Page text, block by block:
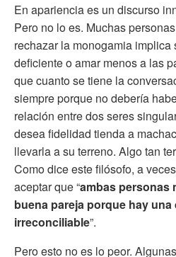
En apariencia es un discurso
Pero no lo es. Muchas
rechazar la monogamia implica
deficiente o amar menos a las
que cuanto se tiene la
siempre porque no debería
relación entre dos seres
desea fidelidad tienda a
llevarla a su terreno. Algo tan
Como dice este filósofo, a
aceptar que “ambas personas
buena pareja porque hay
irreconciliable”.
Pero esto no es lo peor.